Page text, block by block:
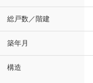
総戸数／階建
築年月
構造